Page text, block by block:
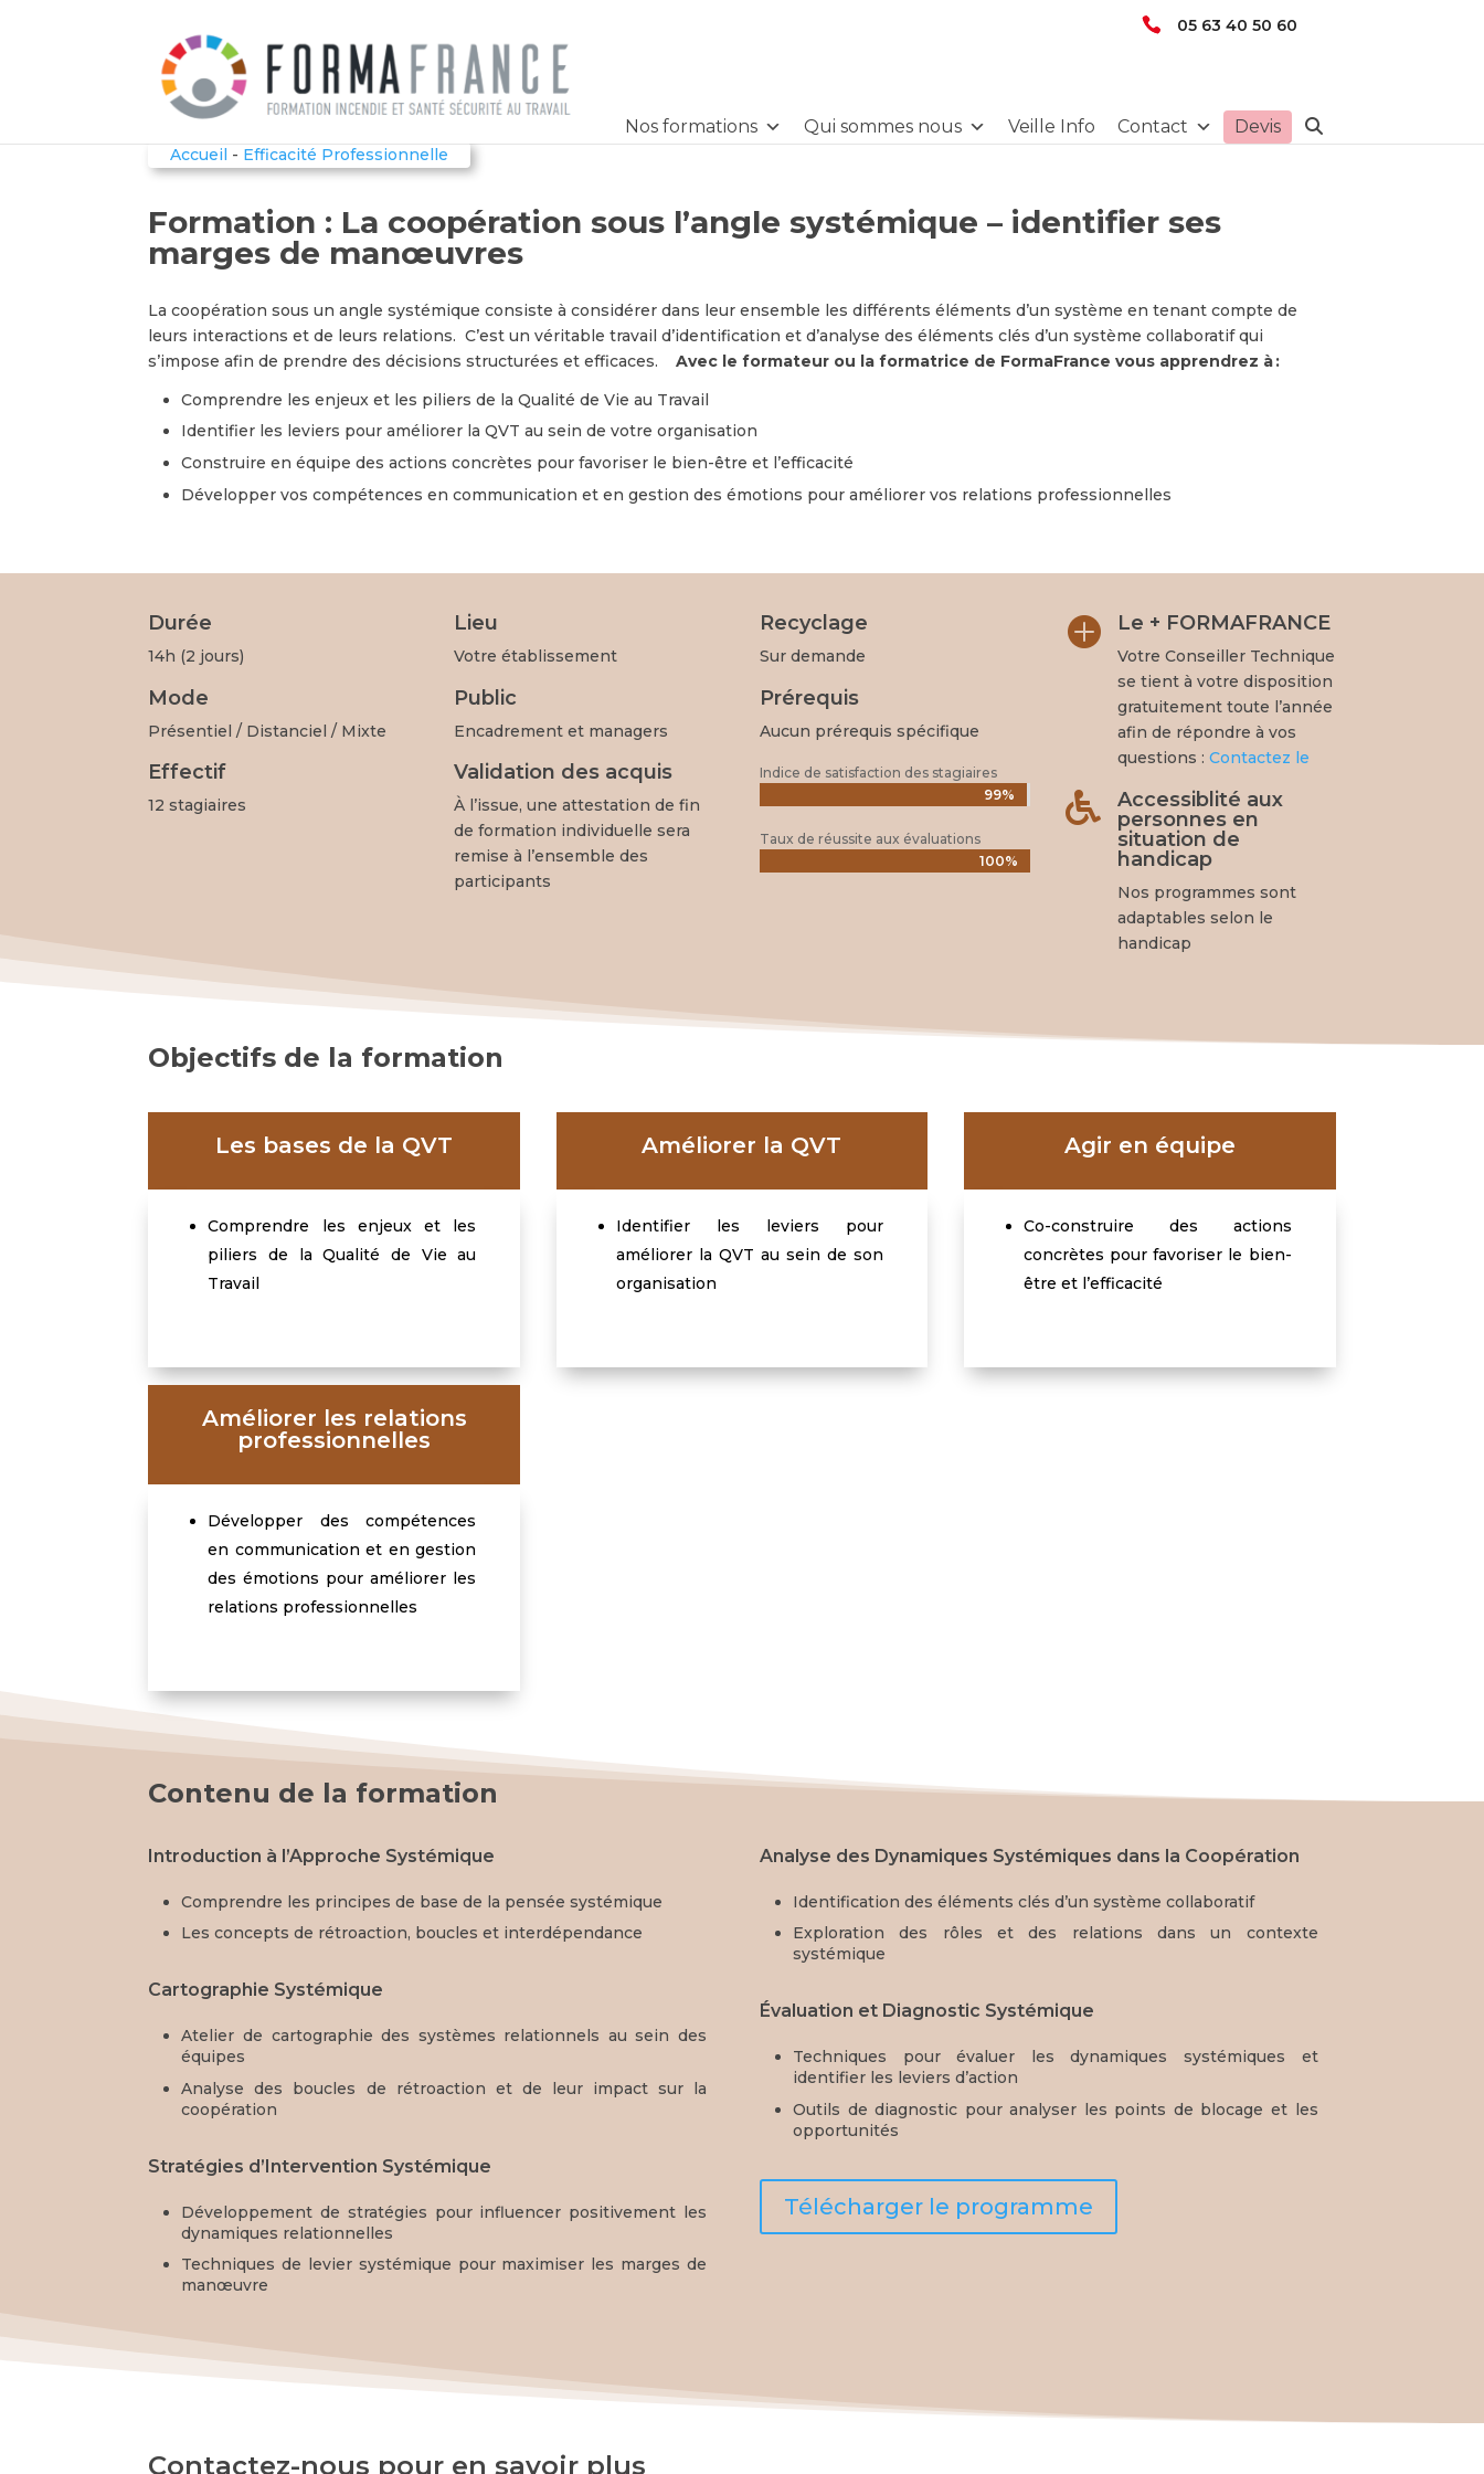
05 63 40 50 60
Qui sommes nous
Nos formations Veille Info Contact Devis
Accueil - Efficacité Professionnelle
Formation : La coopération sous l’angle systémique – identifier ses
marges de manœuvres
La coopération sous un angle systémique consiste à considérer dans leur ensemble les différents éléments d’un système en tenant compte de
leurs interactions et de leurs relations. C’est un véritable travail d’identification et d’analyse des éléments clés d’un système collaboratif qui
s’impose afin de prendre des décisions structurées et efficaces.
Avec le formateur ou la formatrice de FormaFrance vous apprendrez à :
Comprendre les enjeux et les piliers de la Qualité de Vie au Travail
Identifier les leviers pour améliorer la QVT au sein de votre organisation
Construire en équipe des actions concrètes pour favoriser le bien-être et l’efficacité
Développer vos compétences en communication et en gestion des émotions pour améliorer vos relations professionnelles
Durée
14h (2 jours)
Mode
Présentiel / Distanciel / Mixte
Effectif
12 stagiaires
Lieu
Votre établissement
Public
Encadrement et managers
Validation des acquis
À l’issue, une attestation de fin
de formation individuelle sera
remise à l’ensemble des
participants
Recyclage
Sur demande
Prérequis
Aucun prérequis spécifique
Indice de satisfaction des stagiaires
99%
99%
Taux de réussite aux évaluations
100%
100%
 Le + FORMAFRANCE
Votre Conseiller Technique
se tient à votre disposition
gratuitement toute l’année
afin de répondre à vos
questions :Contactez le

Accessiblité aux
personnes en
situation de
handicap
Nos programmes sont
adaptables selon le
handicap
Objectifs de la formation
Les bases de la QVT
Comprendre les enjeux et les
piliers de la Qualité de Vie au
Travail
Améliorer les relations
professionnelles
Développer des compétences
en communication et en gestion
des émotions pour améliorer les
relations professionnelles
Améliorer la QVT
Identifier les leviers pour
améliorer la QVT au sein de son
organisation
Agir en équipe
Co-construire des actions
concrètes pour favoriser le bien-
être et l’efficacité
Contenu de la formation
Introduction à l’Approche Systémique
Comprendre les principes de base de la pensée systémique
Les concepts de rétroaction, boucles et interdépendance
Cartographie Systémique
Atelier de cartographie des systèmes relationnels au sein des
équipes
Analyse des boucles de rétroaction et de leur impact sur la
coopération
Stratégies d’Intervention Systémique
Développement de stratégies pour influencer positivement les
dynamiques relationnelles
Techniques de levier systémique pour maximiser les marges de
manœuvre
Analyse des Dynamiques Systémiques dans la Coopération
Identification des éléments clés d’un système collaboratif
Exploration des rôles et des relations dans un contexte
systémique
Évaluation et Diagnostic Systémique
Techniques pour évaluer les dynamiques systémiques et
identifier les leviers d’action
Outils de diagnostic pour analyser les points de blocage et les
opportunités
Télécharger le programme
Contactez-nous pour en savoir plus